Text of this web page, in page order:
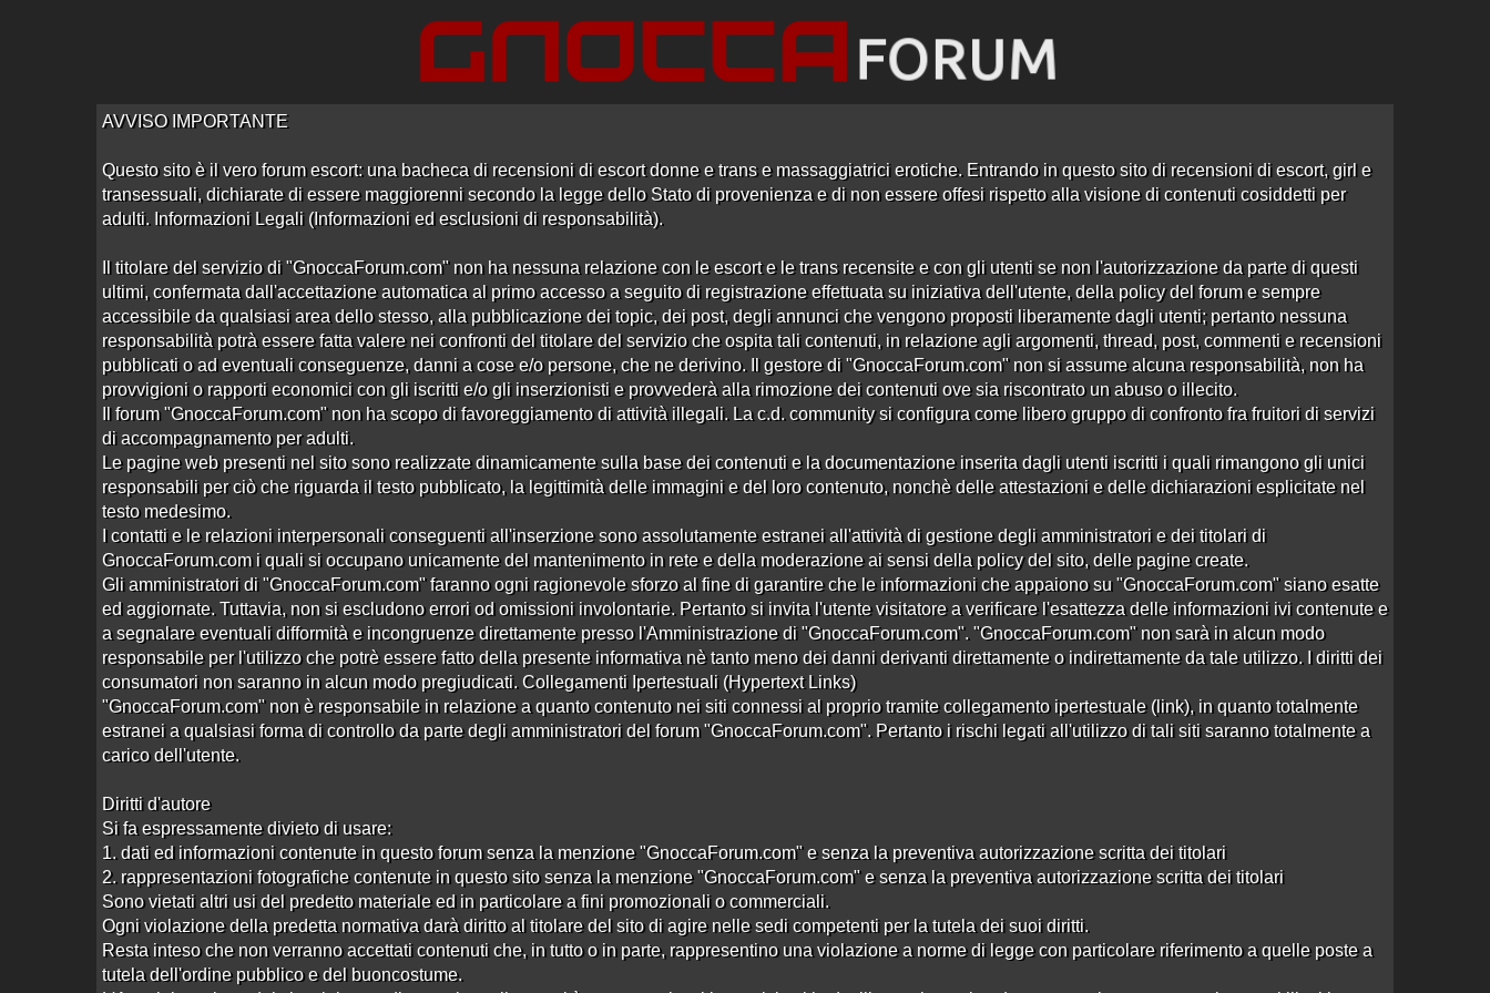
Accedi Registrati
Home/Desenzano/Centri Massaggi
Recensioni Centri Massaggi Desenzano
Ordine: Ultima Risposta
Valentina Vienna
Aperto daMarcuzzo63 alle 17:11 del 22/01/21
4937 visite
Re:Valentina Viennaalle 05:01 del 07/04/25
centro massaggi italiano c'e'?
Aperto daecorotikalle 12:31 del 07/11/24
794 visite
Altre recensioni escort
Utenti connessi:74
gnoccaforum.com -Contatti-Regolamento-Cookie Policy
AVVISO IMPORTANTE
Questo sito è il vero forum escort: una bacheca di recensioni di escort donne e trans e massaggiatrici erotiche. Entrando in questo sito di recensioni di escort, girl e
transessuali, dichiarate di essere maggiorenni secondo la legge dello Stato di provenienza e di non essere offesi rispetto alla visione di contenuti cosiddetti per
adulti. Informazioni Legali (Informazioni ed esclusioni di responsabilità).
Il titolare del servizio di "GnoccaForum.com" non ha nessuna relazione con le escort e le trans recensite e con gli utenti se non l'autorizzazione da parte di questi
ultimi, confermata dall'accettazione automatica al primo accesso a seguito di registrazione effettuata su iniziativa dell'utente, della policy del forum e sempre
accessibile da qualsiasi area dello stesso, alla pubblicazione dei topic, dei post, degli annunci che vengono proposti liberamente dagli utenti; pertanto nessuna
responsabilità potrà essere fatta valere nei confronti del titolare del servizio che ospita tali contenuti, in relazione agli argomenti, thread, post, commenti e recensioni
pubblicati o ad eventuali conseguenze, danni a cose e/o persone, che ne derivino. Il gestore di "GnoccaForum.com" non si assume alcuna responsabilità, non ha
provvigioni o rapporti economici con gli iscritti e/o gli inserzionisti e provvederà alla rimozione dei contenuti ove sia riscontrato un abuso o illecito.
Il forum "GnoccaForum.com" non ha scopo di favoreggiamento di attività illegali. La c.d. community si configura come libero gruppo di confronto fra fruitori di servizi
di accompagnamento per adulti.
Le pagine web presenti nel sito sono realizzate dinamicamente sulla base dei contenuti e la documentazione inserita dagli utenti iscritti i quali rimangono gli unici
responsabili per ciò che riguarda il testo pubblicato, la legittimità delle immagini e del loro contenuto, nonchè delle attestazioni e delle dichiarazioni esplicitate nel
testo medesimo.
I contatti e le relazioni interpersonali conseguenti all'inserzione sono assolutamente estranei all'attività di gestione degli amministratori e dei titolari di
GnoccaForum.com i quali si occupano unicamente del mantenimento in rete e della moderazione ai sensi della policy del sito, delle pagine create.
Gli amministratori di "GnoccaForum.com" faranno ogni ragionevole sforzo al fine di garantire che le informazioni che appaiono su "GnoccaForum.com" siano esatte
ed aggiornate. Tuttavia, non si escludono errori od omissioni involontarie. Pertanto si invita l'utente visitatore a verificare l'esattezza delle informazioni ivi contenute e
a segnalare eventuali difformità e incongruenze direttamente presso l'Amministrazione di "GnoccaForum.com". "GnoccaForum.com" non sarà in alcun modo
responsabile per l'utilizzo che potrè essere fatto della presente informativa nè tanto meno dei danni derivanti direttamente o indirettamente da tale utilizzo. I diritti dei
consumatori non saranno in alcun modo pregiudicati. Collegamenti Ipertestuali (Hypertext Links)
"GnoccaForum.com" non è responsabile in relazione a quanto contenuto nei siti connessi al proprio tramite collegamento ipertestuale (link), in quanto totalmente
estranei a qualsiasi forma di controllo da parte degli amministratori del forum "GnoccaForum.com". Pertanto i rischi legati all'utilizzo di tali siti saranno totalmente a
carico dell'utente.
Diritti d'autore
Si fa espressamente divieto di usare:
1. dati ed informazioni contenute in questo forum senza la menzione "GnoccaForum.com" e senza la preventiva autorizzazione scritta dei titolari
2. rappresentazioni fotografiche contenute in questo sito senza la menzione "GnoccaForum.com" e senza la preventiva autorizzazione scritta dei titolari
Sono vietati altri usi del predetto materiale ed in particolare a fini promozionali o commerciali.
Ogni violazione della predetta normativa darà diritto al titolare del sito di agire nelle sedi competenti per la tutela dei suoi diritti.
Resta inteso che non verranno accettati contenuti che, in tutto o in parte, rappresentino una violazione a norme di legge con particolare riferimento a quelle poste a
tutela dell'ordine pubblico e del buoncostume.